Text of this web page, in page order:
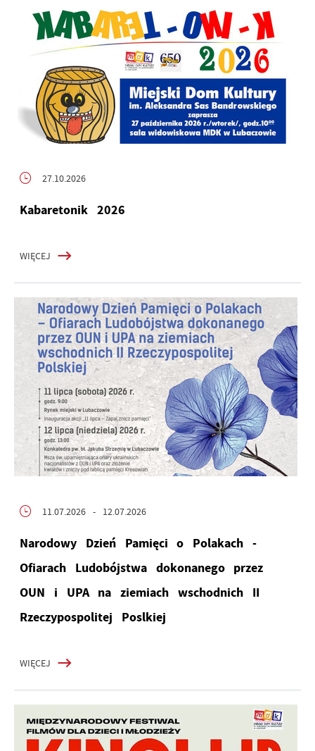
27.10.2026
Kabaretonik 2026
WIĘCEJ
11.07.2026 - 12.07.2026
Narodowy Dzień Pamięci o Polakach -
Ofiarach Ludobójstwa dokonanego przez
OUN i UPA na ziemiach wschodnich II
Rzeczypospolitej Poslkiej
WIĘCEJ